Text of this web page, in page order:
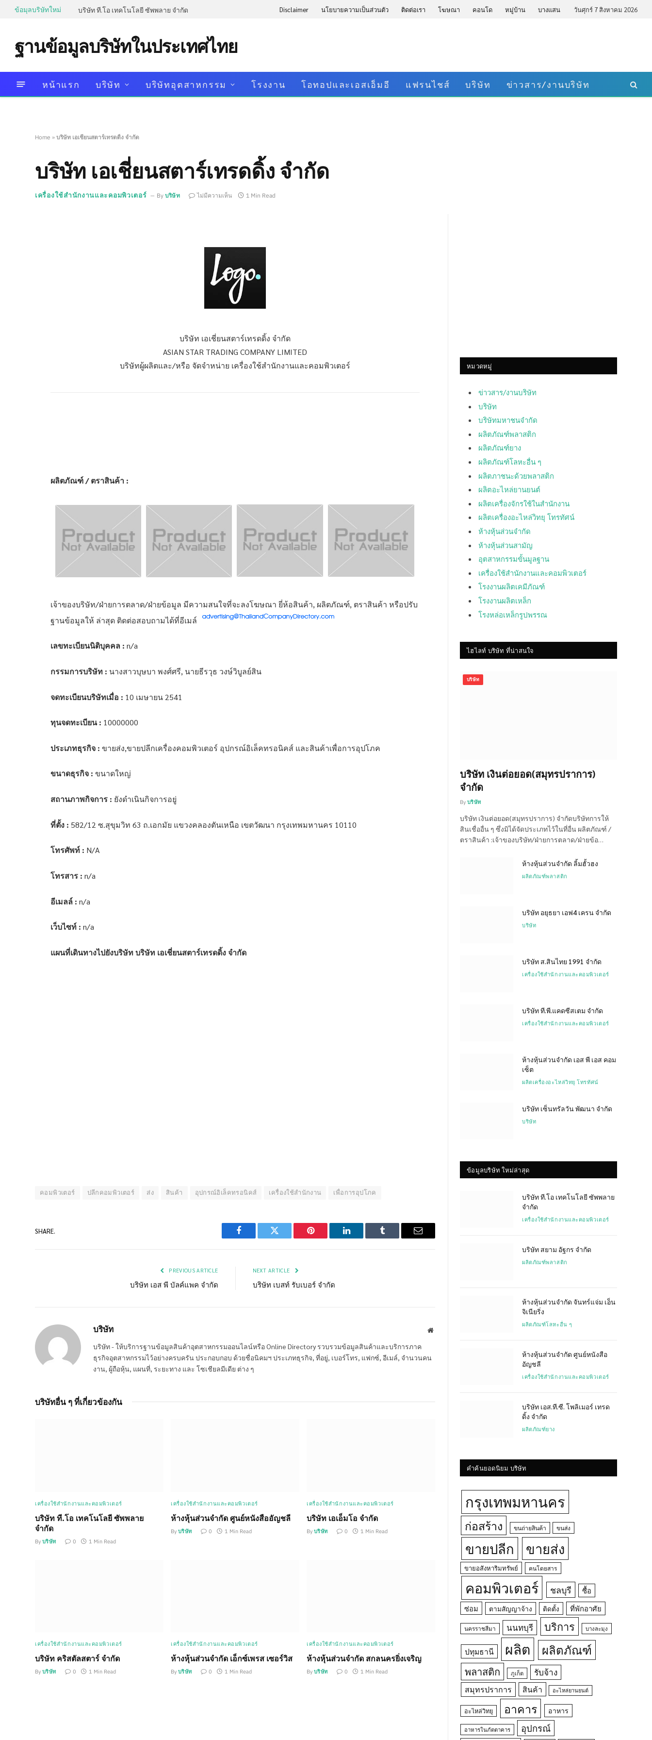
ข้อมุลบริษัทใหม่ บริษัท ที.โอ เทคโนโลยี ซัพพลาย จำกัด Disclaimer นโยบายความเป็นส่วนตัว ติดต่อเรา โฆษณา คอนโด หมู่บ้าน บางแสน วันศุกร์ 7 สิงหาคม 2026
ฐานข้อมูลบริษัทในประเทศไทย
หน้าแรก บริษัท บริษัทอุตสาหกรรม โรงงาน โอทอปและเอสเอ็มอี แฟรนไชส์ บริษัท ข่าวสาร/งานบริษัท
Home » บริษัท เอเชี่ยนสตาร์เทรดดิ้ง จำกัด
บริษัท เอเชี่ยนสตาร์เทรดดิ้ง จำกัด
เครื่องใช้สำนักงานและคอมพิวเตอร์ By บริษัท ไม่มีความเห็น 1 Min Read
บริษัท เอเชี่ยนสตาร์เทรดดิ้ง จำกัด
ASIAN STAR TRADING COMPANY LIMITED
บริษัทผู้ผลิตและ/หรือ จัดจำหน่าย เครื่องใช้สำนักงานและคอมพิวเตอร์
ผลิตภัณฑ์ / ตราสินค้า :
เจ้าของบริษัท/ฝ่ายการตลาด/ฝ่ายข้อมูล มีความสนใจที่จะลงโฆษณา ยี่ห้อสินค้า, ผลิตภัณฑ์, ตราสินค้า หรือปรับ
ฐานข้อมูลให้ ล่าสุด ติดต่อสอบถามได้ที่อีเมล์
เลขทะเบียนนิติบุคคล : n/a
กรรมการบริษัท : นางสาวบุษบา พงศ์ศรี, นายธีรวุธ วงษ์วิบูลย์สิน
จดทะเบียนบริษัทเมื่อ : 10 เมษายน 2541
ทุนจดทะเบียน : 10000000
ประเภทธุรกิจ : ขายส่ง,ขายปลีกเครื่องคอมพิวเตอร์ อุปกรณ์อิเล็คทรอนิคส์ และสินค้าเพื่อการอุปโภค
ขนาดธุรกิจ : ขนาดใหญ่
สถานภาพกิจการ : ยังดำเนินกิจการอยู่
ที่ตั้ง : 582/12 ซ.สุขุมวิท 63 ถ.เอกมัย แขวงคลองตันเหนือ เขตวัฒนา กรุงเทพมหานคร 10110
โทรศัพท์ : N/A
โทรสาร : n/a
อีเมลล์ : n/a
เว็บไซท์ : n/a
แผนที่เดินทางไปยังบริษัท บริษัท เอเชี่ยนสตาร์เทรดดิ้ง จำกัด
คอมพิวเตอร์ ปลีกคอมพิวเตอร์ ส่ง สินค้า อุปกรณ์อิเล็คทรอนิคส์ เครื่องใช้สำนักงาน เพื่อการอุปโภค
SHARE.
Facebook Twitter Pinterest LinkedIn Tumblr Email
PREVIOUS ARTICLE
บริษัท เอส พี บัลค์แพค จำกัด
NEXT ARTICLE
บริษัท เบสท์ รับเบอร์ จำกัด
บริษัท Website
บริษัท - ให้บริการฐานข้อมูลสินค้าอุตสาหกรรมออนไลน์หรือ Online Directory รวบรวมข้อมูลสินค้าและบริการภาค
ธุรกิจอุตสาหกรรมไว้อย่างครบครัน ประกอบกอบ ด้วยชื่อนิคมฯ ประเภทธุรกิจ, ที่อยู่, เบอร์โทร, แฟกซ์, อีเมล์, จำนวนคน
งาน, ผู้ถือหุ้น, แผนที่, ระยะทาง และ โซเชียลมีเดีย ต่าง ๆ
บริษัทอื่น ๆ ที่เกี่ยวข้องกัน
เครื่องใช้สำนักงานและคอมพิวเตอร์
บริษัท ที.โอ เทคโนโลยี ซัพพลาย
จำกัด
By บริษัท 0 1 Min Read
เครื่องใช้สำนักงานและคอมพิวเตอร์
ห้างหุ้นส่วนจำกัด ศูนย์หนังสืออัญชลี
By บริษัท 0 1 Min Read
เครื่องใช้สำนักงานและคอมพิวเตอร์
บริษัท เอเอ็มโอ จำกัด
By บริษัท 0 1 Min Read
เครื่องใช้สำนักงานและคอมพิวเตอร์
บริษัท คริสตัลสตาร์ จำกัด
By บริษัท 0 1 Min Read
เครื่องใช้สำนักงานและคอมพิวเตอร์
ห้างหุ้นส่วนจำกัด เอ็กซ์เพรส เซอร์วิส
By บริษัท 0 1 Min Read
เครื่องใช้สำนักงานและคอมพิวเตอร์
ห้างหุ้นส่วนจำกัด สกลนครยิ่งเจริญ
By บริษัท 0 1 Min Read
หมวดหมู่
ข่าวสาร/งานบริษัท
บริษัท
บริษัทมหาชนจำกัด
ผลิตภัณฑ์พลาสติก
ผลิตภัณฑ์ยาง
ผลิตภัณฑ์โลหะอื่น ๆ
ผลิตภาชนะด้วยพลาสติก
ผลิตอะไหล่ยานยนต์
ผลิตเครื่องจักรใช้ในสำนักงาน
ผลิตเครื่องอะไหล่วิทยุ โทรทัศน์
ห้างหุ้นส่วนจำกัด
ห้างหุ้นส่วนสามัญ
อุตสาหกรรมขั้นมูลฐาน
เครื่องใช้สำนักงานและคอมพิวเตอร์
โรงงานผลิตเคมีภัณฑ์
โรงงานผลิตเหล็ก
โรงหล่อเหล็กรูปพรรณ
ไฮไลท์ บริษัท ที่น่าสนใจ
บริษัท
บริษัท เงินต่อยอด(สมุทรปราการ)
จำกัด
By บริษัท
บริษัท เงินต่อยอด(สมุทรปราการ) จำกัดบริษัทการให้
สินเชื่ออื่น ๆ ซึ่งมิได้จัดประเภทไว้ในที่อื่น ผลิตภัณฑ์ /
ตราสินค้า :เจ้าของบริษัท/ฝ่ายการตลาด/ฝ่ายข้อ…
ห้างหุ้นส่วนจำกัด ลิ้มฮั้วฮง
ผลิตภัณฑ์พลาสติก
บริษัท อยุธยา เอฟ4 เครน จำกัด
บริษัท
บริษัท ส.สินไทย 1991 จำกัด
เครื่องใช้สำนักงานและคอมพิวเตอร์
บริษัท ที.พี.แคดซีสเตม จำกัด
เครื่องใช้สำนักงานและคอมพิวเตอร์
ห้างหุ้นส่วนจำกัด เอส พี เอส คอม
เซ็ต
ผลิตเครื่องอะไหล่วิทยุ โทรทัศน์
บริษัท เซ็นทรัลวัน พัฒนา จำกัด
บริษัท
ข้อมูลบริษัท ใหม่ล่าสุด
บริษัท ที.โอ เทคโนโลยี ซัพพลาย
จำกัด
เครื่องใช้สำนักงานและคอมพิวเตอร์
บริษัท สยาม อัฐกร จำกัด
ผลิตภัณฑ์พลาสติก
ห้างหุ้นส่วนจำกัด จันทร์แจ่ม เอ็น
จิเนียริ่ง
ผลิตภัณฑ์โลหะอื่น ๆ
ห้างหุ้นส่วนจำกัด ศูนย์หนังสือ
อัญชลี
เครื่องใช้สำนักงานและคอมพิวเตอร์
บริษัท เอส.ที.ซี. โพลิเมอร์ เทรด
ดิ้ง จำกัด
ผลิตภัณฑ์ยาง
คำค้นยอดนิยม บริษัท
กรุงเทพมหานคร
ก่อสร้าง ขนถ่ายสินค้า ขนส่ง
ขายปลีก ขายส่ง
ขายอสังหาริมทรัพย์ คนโดยสาร
คอมพิวเตอร์ ชลบุรี
ซื้อ
ซ่อม
ตามสัญญาจ้าง ติดตั้ง ที่พักอาศัย
นครราชสีมา นนทบุรี บริการ บางละมุง
ปทุมธานี ผลิต ผลิตภัณฑ์
พลาสติก ภูเก็ต รับจ้าง
สมุทรปราการ สินค้า อะไหล่ยานยนต์
อะไหล่วิทยุ อาคาร อาหาร
อาหารในภัตตาคาร อุปกรณ์